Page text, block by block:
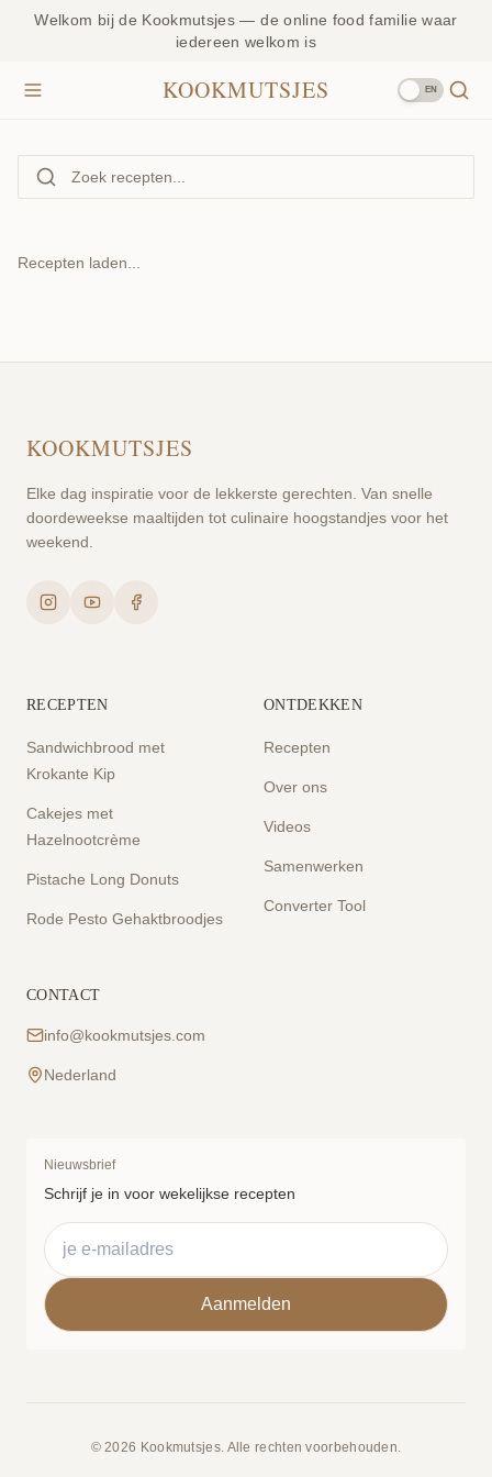
Welkom bij de Kookmutsjes — de online food familie waar
iedereen welkom is
KOOKMUTSJES EN
Recepten laden...
KOOKMUTSJES
Elke dag inspiratie voor de lekkerste gerechten. Van snelle
doordeweekse maaltijden tot culinaire hoogstandjes voor het
weekend.
RECEPTEN
Sandwichbrood met
Krokante Kip
Cakejes met
Hazelnootcrème
Pistache Long Donuts
Rode Pesto Gehaktbroodjes
ONTDEKKEN
Recepten
Over ons
Videos
Samenwerken
Converter Tool
CONTACT
info@kookmutsjes.com
Nederland
Nieuwsbrief
Schrijf je in voor wekelijkse recepten
© 2026 Kookmutsjes. Alle rechten voorbehouden.